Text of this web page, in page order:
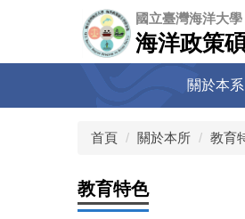
容
國立臺灣海洋大學
海洋政策
關於本系
首頁 關於本所 教育
教育特色